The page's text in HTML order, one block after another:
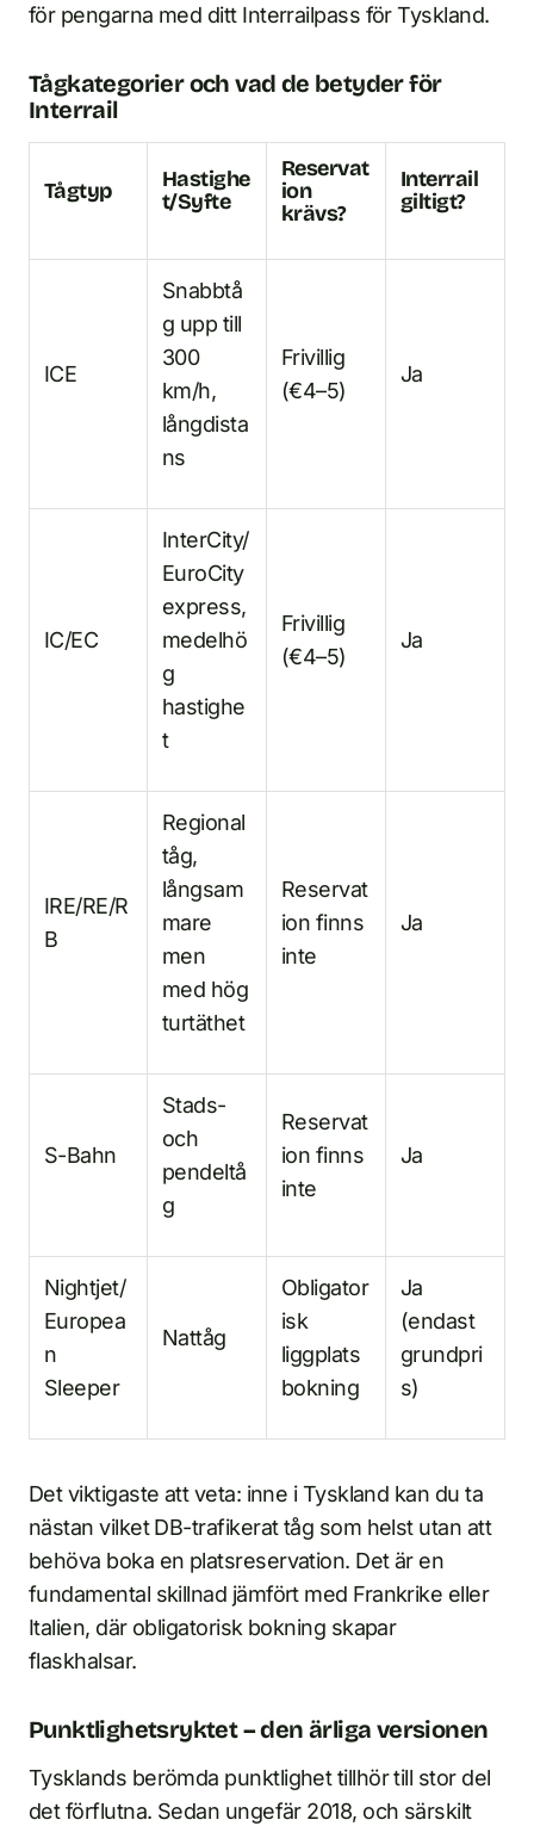
för pengarna med ditt Interrailpass för Tyskland.
Tågkategorier och vad de betyder för
Interrail
Tågtyp
Hastighe
t/Syfte
Reservat
ion
krävs?
Interrail
giltigt?
ICE
Snabbtå
g upp till
300
km/h,
långdista
ns
Frivillig
(€4–5)
Ja
IC/EC
InterCity/
EuroCity
express,
medelhö
g
hastighe
t
Frivillig
(€4–5)
Ja
IRE/RE/R
B
Regional
tåg,
långsam
mare
men
med hög
turtäthet
Reservat
ion finns
inte
Ja
S-Bahn
Stads-
och
pendeltå
g
Reservat
ion finns
inte
Ja
Nightjet/
Europea
n
Sleeper
Nattåg
Obligator
isk
liggplats
bokning
Ja
(endast
grundpri
s)
Det viktigaste att veta: inne i Tyskland kan du ta
nästan vilket DB-trafikerat tåg som helst utan att
behöva boka en platsreservation. Det är en
fundamental skillnad jämfört med Frankrike eller
Italien, där obligatorisk bokning skapar
flaskhalsar.
Punktlighetsryktet – den ärliga versionen
Tysklands berömda punktlighet tillhör till stor del
det förflutna. Sedan ungefär 2018, och särskilt